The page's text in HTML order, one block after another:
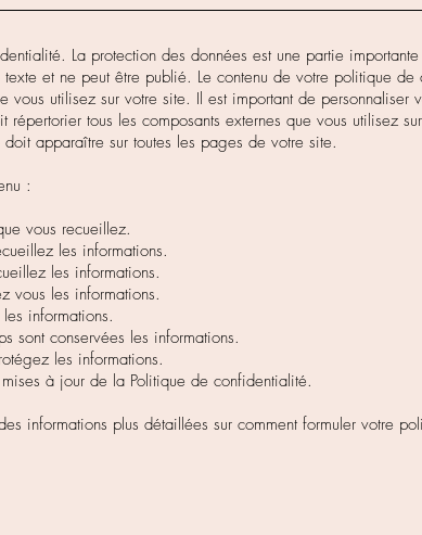
La protection des données est une partie
et ne peut être publié. Le contenu de votre politique
vous utilisez sur votre site. Il est important de personnaliser
répertorier tous les composants externes que vous utilisez
apparaître sur toutes les pages de votre site.
:
vous recueillez.
les informations.
les informations.
vous les informations.
informations.
sont conservées les informations.
les informations.
à jour de la Politique de confidentialité.
informations plus détaillées sur comment formuler votre